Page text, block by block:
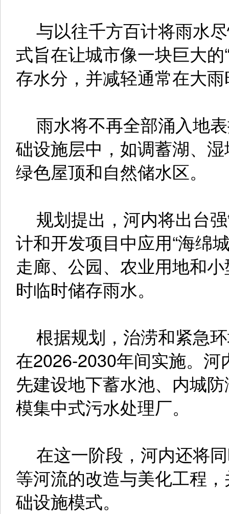
与以往千方百计将雨水
式旨在让城市像一块巨大
存水分，并减轻通常在大
雨水将不再全部涌入地
础设施层中，如调蓄湖、
绿色屋顶和自然储水区。
规划提出，河内将出台
计和开发项目中应用“海绵
走廊、公园、农业用地和
时临时储存雨水。
根据规划，治涝和紧急
在2026-2030年间实施。
先建设地下蓄水池、内城
模集中式污水处理厂。
在这一阶段，河内还将
等河流的改造与美化工程
础设施模式。